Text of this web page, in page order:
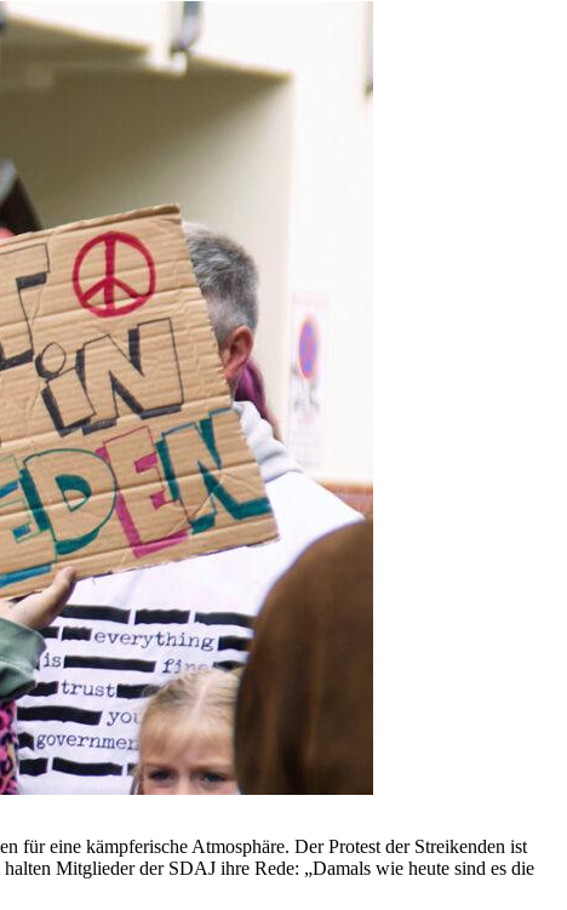
für eine kämpferische Atmosphäre. Der Protest der Streikenden ist
Mitglieder der SDAJ ihre Rede: „Damals wie heute sind es die